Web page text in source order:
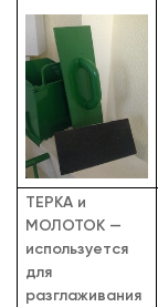
ТЕРКА и
МОЛОТОК —
используется
для
разглаживания